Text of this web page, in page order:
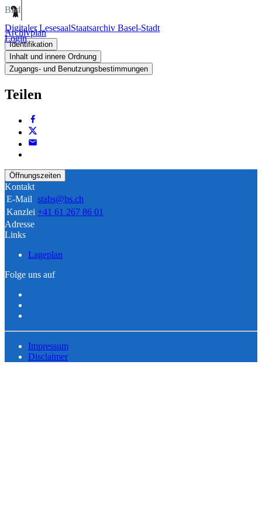
Digitaler LesesaalStaatsarchiv Basel-Stadt
Login
Bild
Archivplan
Identifikation
Inhalt und innere Ordnung
Zugangs- und Benutzungsbestimmungen
Teilen
Öffnungszeiten
Kontakt
E-Mail stabs@bs.ch
Kanzlei +41 61 267 86 01
Adresse
Links
Lageplan
Folge uns auf
Impressum
Disclaimer